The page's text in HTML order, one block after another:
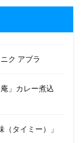
ク アブラ
」カレー煮込
タイミー）」